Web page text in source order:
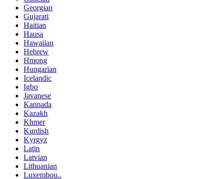
Georgian
Gujarati
Haitian
Hausa
Hawaiian
Hebrew
Hmong
Hungarian
Icelandic
Igbo
Javanese
Kannada
Kazakh
Khmer
Kurdish
Kyrgyz
Latin
Latvian
Lithuanian
Luxembou..